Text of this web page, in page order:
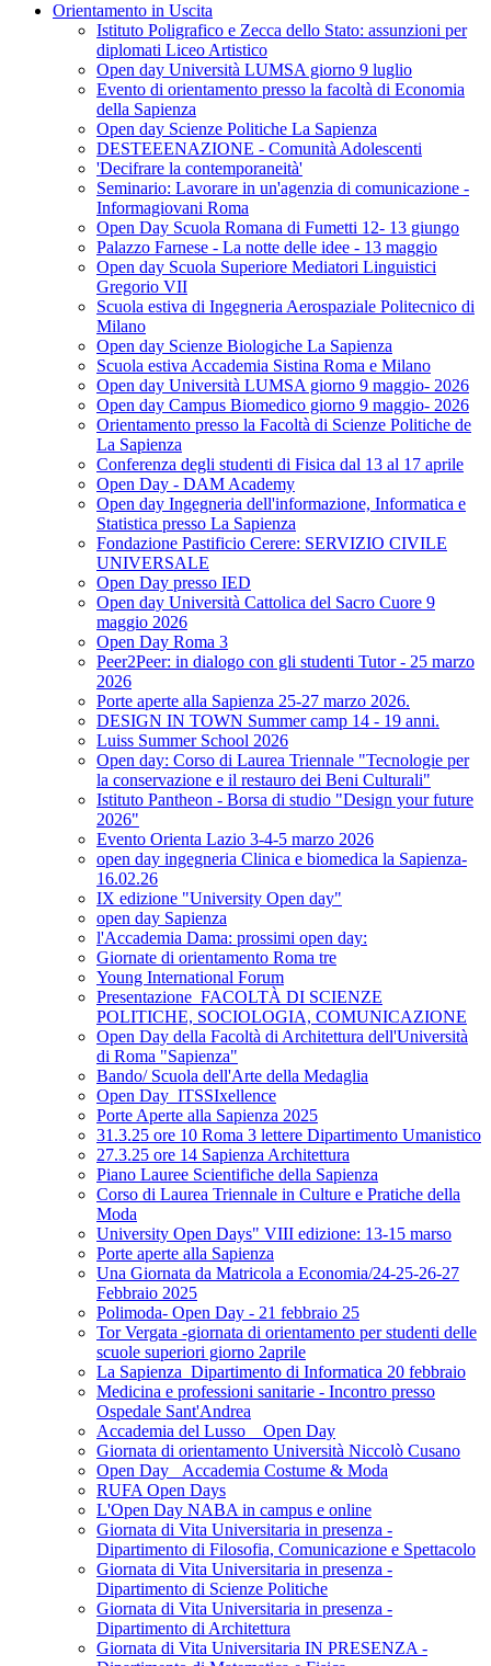
Orientamento in Uscita
Istituto Poligrafico e Zecca dello Stato: assunzioni per
diplomati Liceo Artistico
Open day Università LUMSA giorno 9 luglio
Evento di orientamento presso la facoltà di Economia
della Sapienza
Open day Scienze Politiche La Sapienza
DESTEEENAZIONE - Comunità Adolescenti
'Decifrare la contemporaneità'
Seminario: Lavorare in un'agenzia di comunicazione -
Informagiovani Roma
Open Day Scuola Romana di Fumetti 12- 13 giungo
Palazzo Farnese - La notte delle idee - 13 maggio
Open day Scuola Superiore Mediatori Linguistici
Gregorio VII
Scuola estiva di Ingegneria Aerospaziale Politecnico di
Milano
Open day Scienze Biologiche La Sapienza
Scuola estiva Accademia Sistina Roma e Milano
Open day Università LUMSA giorno 9 maggio- 2026
Open day Campus Biomedico giorno 9 maggio- 2026
Orientamento presso la Facoltà di Scienze Politiche de
La Sapienza
Conferenza degli studenti di Fisica dal 13 al 17 aprile
Open Day - DAM Academy
Open day Ingegneria dell'informazione, Informatica e
Statistica presso La Sapienza
Fondazione Pastificio Cerere: SERVIZIO CIVILE
UNIVERSALE
Open Day presso IED
Open day Università Cattolica del Sacro Cuore 9
maggio 2026
Open Day Roma 3
Peer2Peer: in dialogo con gli studenti Tutor - 25 marzo
2026
Porte aperte alla Sapienza 25-27 marzo 2026.
DESIGN IN TOWN Summer camp 14 - 19 anni.
Luiss Summer School 2026
Open day: Corso di Laurea Triennale "Tecnologie per
la conservazione e il restauro dei Beni Culturali"
Istituto Pantheon - Borsa di studio "Design your future
2026"
Evento Orienta Lazio 3-4-5 marzo 2026
open day ingegneria Clinica e biomedica la Sapienza-
16.02.26
IX edizione "University Open day"
open day Sapienza
l'Accademia Dama: prossimi open day:
Giornate di orientamento Roma tre
Young International Forum
Presentazione_FACOLTÀ DI SCIENZE
POLITICHE, SOCIOLOGIA, COMUNICAZIONE
Open Day della Facoltà di Architettura dell'Università
di Roma "Sapienza"
Bando/ Scuola dell'Arte della Medaglia
Open Day_ITSSIxellence
Porte Aperte alla Sapienza 2025
31.3.25 ore 10 Roma 3 lettere Dipartimento Umanistico
27.3.25 ore 14 Sapienza Architettura
Piano Lauree Scientifiche della Sapienza
Corso di Laurea Triennale in Culture e Pratiche della
Moda
University Open Days" VIII edizione: 13-15 marso
Porte aperte alla Sapienza
Una Giornata da Matricola a Economia/24-25-26-27
Febbraio 2025
Polimoda- Open Day - 21 febbraio 25
Tor Vergata -giornata di orientamento per studenti delle
scuole superiori giorno 2aprile
La Sapienza_Dipartimento di Informatica 20 febbraio
Medicina e professioni sanitarie - Incontro presso
Ospedale Sant'Andrea
Accademia del Lusso _ Open Day
Giornata di orientamento Università Niccolò Cusano
Open Day _Accademia Costume & Moda
RUFA Open Days
L'Open Day NABA in campus e online
Giornata di Vita Universitaria in presenza -
Dipartimento di Filosofia, Comunicazione e Spettacolo
Giornata di Vita Universitaria in presenza -
Dipartimento di Scienze Politiche
Giornata di Vita Universitaria in presenza -
Dipartimento di Architettura
Giornata di Vita Universitaria IN PRESENZA -